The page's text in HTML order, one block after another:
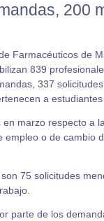
200
Farmacéuticos de
839
337
a
marzo respecto a
o de cambio
75 solicitudes
parte de los